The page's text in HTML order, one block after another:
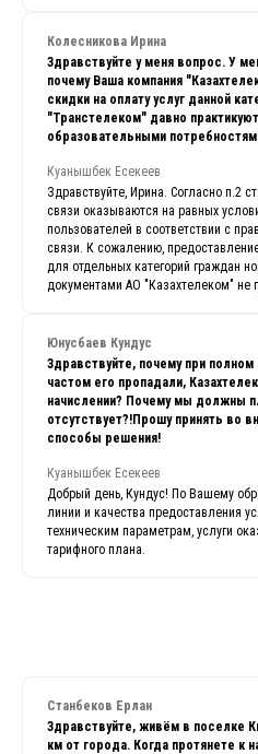
Колесникова Ирина
Здравствуйте у меня вопрос. У
почему Ваша компания
скидки на оплату услуг данной
"Транстелеком" давно
образовательными
Куанышбек Есекеев
Здравствуйте, Ирина. Согласно п.2
связи оказываются на равных
пользователей в соответствии с
связи. К сожалению,
для отдельных категорий граждан
документами АО "Казахтелеком" не
Юнусбаев Кундус
Здравствуйте, почему при полном
частом его пропадали,
начислении? Почему мы должны
отсутствует?!Прошу принять во
способы решения!
Куанышбек Есекеев
Добрый день, Кундус! По Вашему
линии и качества предоставления
техническим параметрам, услуги
тарифного плана.
Станбеков Ерлан
Здравствуйте, живём в поселке
км от города. Когда протянете к